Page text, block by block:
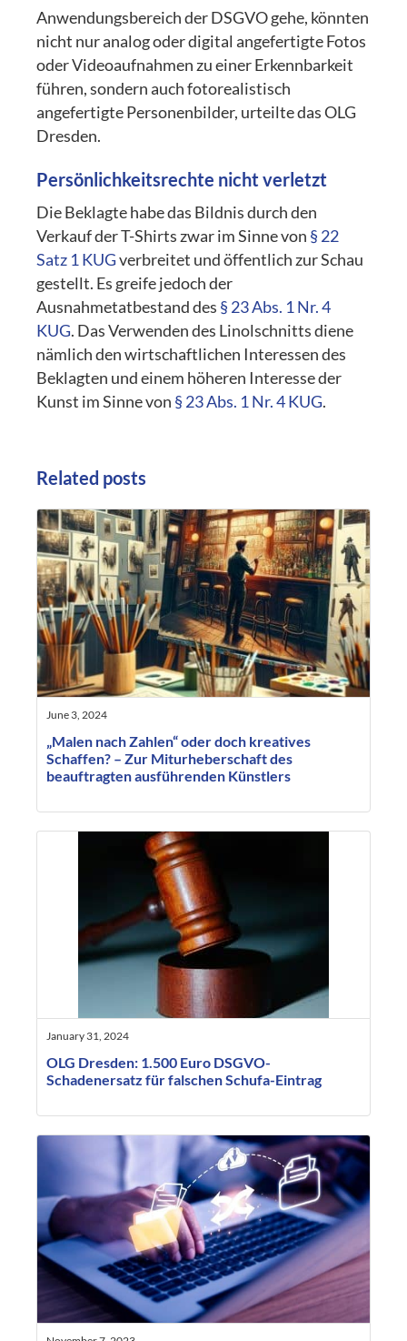
Anwendungsbereich der DSGVO gehe, könnten
nicht nur analog oder digital angefertigte Fotos
oder Videoaufnahmen zu einer Erkennbarkeit
führen, sondern auch fotorealistisch
angefertigte Personenbilder, urteilte das OLG
Dresden.
Persönlichkeitsrechte nicht verletzt
Die Beklagte habe das Bildnis durch den
Verkauf der T-Shirts zwar im Sinne von § 22
Satz 1 KUGverbreitet und öffentlich zur Schau
gestellt. Es greife jedoch der
Ausnahmetatbestand des § 23 Abs. 1 Nr. 4
KUG. Das Verwenden des Linolschnitts diene
nämlich den wirtschaftlichen Interessen des
Beklagten und einem höheren Interesse der
Kunst im Sinne von § 23 Abs. 1 Nr. 4 KUG.
Related posts
June 3, 2024
„Malen nach Zahlen“ oder doch kreatives
Schaffen? – Zur Miturheberschaft des
beauftragten ausführenden Künstlers
January 31, 2024
OLG Dresden: 1.500 Euro DSGVO-
Schadenersatz für falschen Schufa-Eintrag